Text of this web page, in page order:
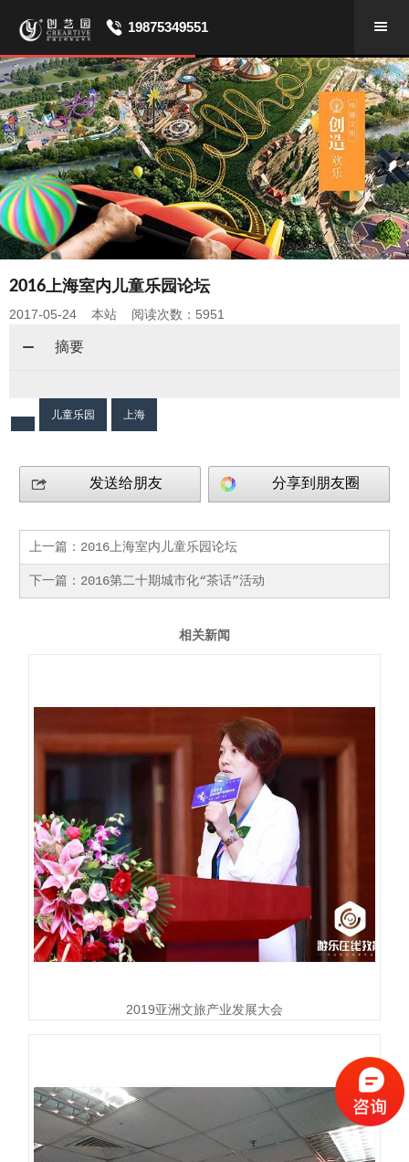
19875349551
2016上海室内儿童乐园论坛
2017-05-24 本站 阅读次数：5951
摘要
儿童乐园 上海
发送给朋友 分享到朋友圈
上一篇： 2016上海室内儿童乐园论坛
下一篇： 2016第二十期城市化“茶话”活动
相关新闻
2019亚洲文旅产业发展大会